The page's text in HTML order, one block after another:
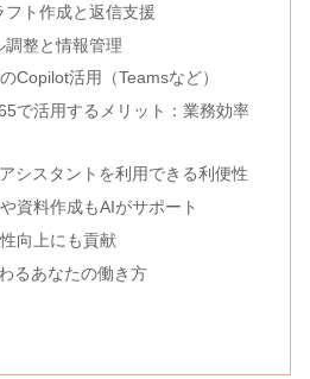
フト作成と返信支援
調整と情報管理
Copilot活用（Teamsなど）
で活用するメリット：業務効率
シスタントを利用できる利便性
資料作成もAIがサポート
向上にも貢献
るあなたの働き方